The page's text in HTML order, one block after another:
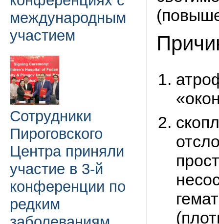
международным
участием
Сотрудники
Пироговского
Центра приняли
участие в 3-й
конференции по
редким